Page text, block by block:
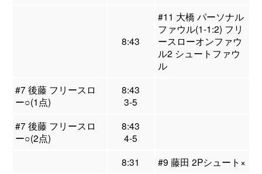
8:43
#11 大橋 パーソナル
ファウル(1-1:2) フリ
ースローオンファウ
ル2 シュートファウ
ル
#7 後藤 フリースロ
ー○(1点)
8:43
3-5
#7 後藤 フリースロ
ー○(2点)
8:43
4-5
8:31
#9 藤田 2Pシュート×